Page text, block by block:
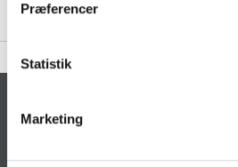
Præferencer
Statistik
Marketing
KONTAKT